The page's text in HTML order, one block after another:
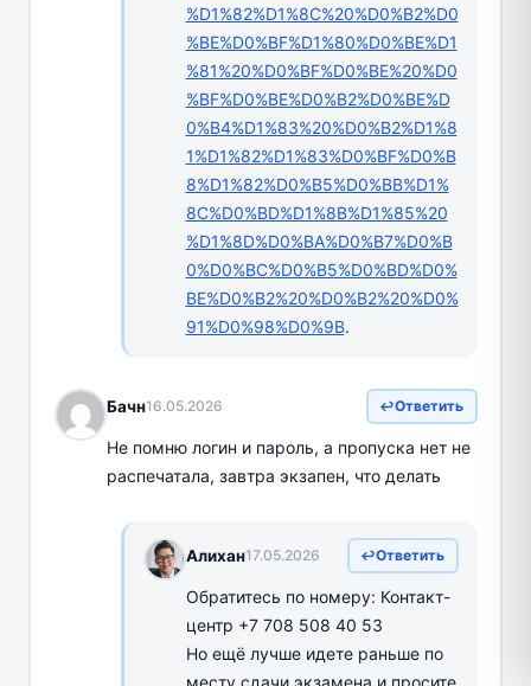
%D1%82%D1%8C%20%D0%B2%D0
%BE%D0%BF%D1%80%D0%BE%D1
%81%20%D0%BF%D0%BE%20%D0
%BF%D0%BE%D0%B2%D0%BE%D
0%B4%D1%83%20%D0%B2%D1%8
1%D1%82%D1%83%D0%BF%D0%B
8%D1%82%D0%B5%D0%BB%D1%
8C%D0%BD%D1%8B%D1%85%20
%D1%8D%D0%BA%D0%B7%D0%B
0%D0%BC%D0%B5%D0%BD%D0%
BE%D0%B2%20%D0%B2%20%D0%
91%D0%98%D0%9B.
Бачн16.05.2026 Ответить
Не помню логин и пароль, а пропуска нет не
распечатала, завтра экзапен, что делать
Алихан17.05.2026 Ответить
Обратитесь по номеру: Контакт-
центр +7 708 508 40 53
Но ещё лучше идете раньше по
месту сдачи экзамена и просите